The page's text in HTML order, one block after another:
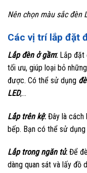
Nên chọn màu sắc đèn
Các vị trí lắp đặt
Lắp đèn ở gầm: Lắp đặt
tối ưu, giúp loại bỏ
được. Có thể sử dụng
LED,…
Lắp trên kệ: Đây là cách
bếp. Bạn có thể sử dụng
Lắp trong ngăn tủ: Để
dàng quan sát và lấy đồ